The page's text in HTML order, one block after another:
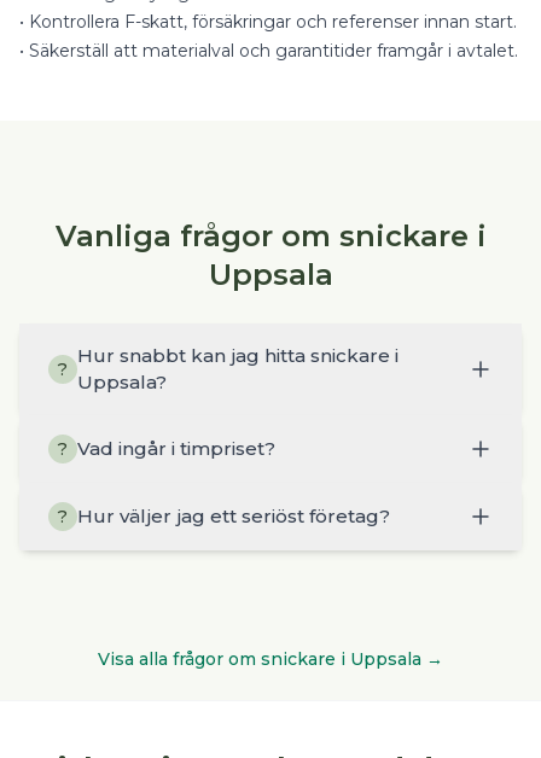
• Kontrollera F-skatt, försäkringar och referenser innan start.
• Säkerställ att materialval och garantitider framgår i avtalet.
Vanliga frågor om snickare i
Uppsala
?
Hur snabbt kan jag hitta snickare i
Uppsala?
? Vad ingår i timpriset?
? Hur väljer jag ett seriöst företag?
Visa alla frågor om snickare i Uppsala →